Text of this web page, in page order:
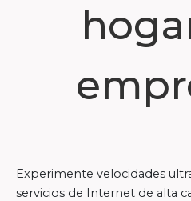
Experimente velocidades
servicios de Internet de alta